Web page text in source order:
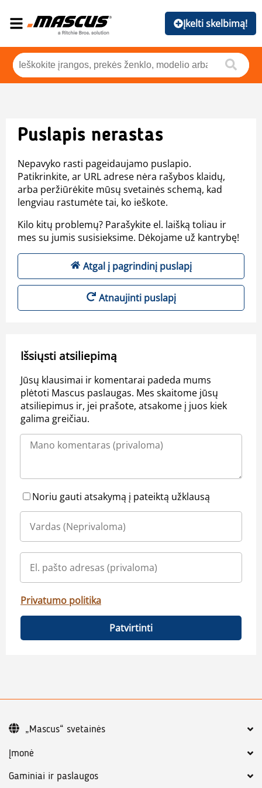
Įkelti skelbimą!
Puslapis nerastas
Nepavyko rasti pageidaujamo puslapio.
Patikrinkite, ar URL adrese nėra rašybos klaidų,
arba peržiūrėkite mūsų svetainės schemą, kad
lengviau rastumėte tai, ko ieškote.
Kilo kitų problemų? Parašykite el. laišką toliau ir
mes su jumis susisieksime. Dėkojame už kantrybę!
Atgal į pagrindinį puslapį
Atnaujinti puslapį
Išsiųsti atsiliepimą
Jūsų klausimai ir komentarai padeda mums
plėtoti Mascus paslaugas. Mes skaitome jūsų
atsiliepimus ir, jei prašote, atsakome į juos kiek
galima greičiau.
Noriu gauti atsakymą į pateiktą užklausą
Privatumo politika
Patvirtinti
Įmonė
Gaminiai ir paslaugos
„Mascus“ svetainės